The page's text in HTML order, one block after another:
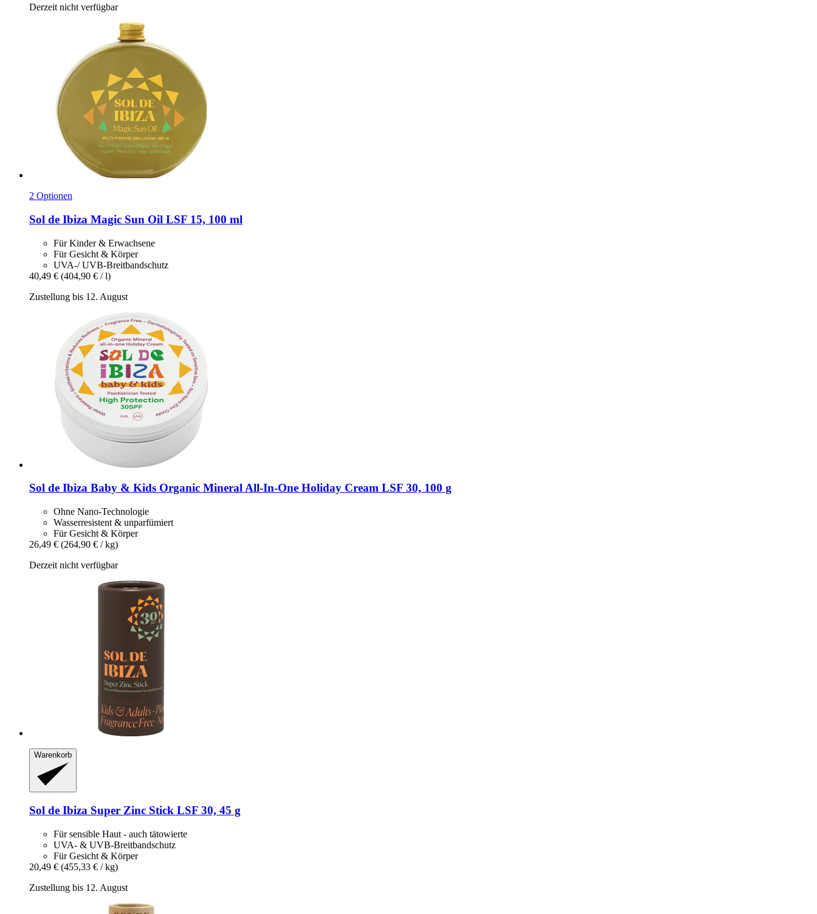
Derzeit nicht verfügbar
2 Optionen
Sol de Ibiza Magic Sun Oil LSF 15, 100 ml
Für Kinder & Erwachsene
Für Gesicht & Körper
UVA-/ UVB-Breitbandschutz
40,49 € (404,90 € / l)
Zustellung bis 12. August
Sol de Ibiza Baby & Kids Organic Mineral All-​In-​One Holiday Cream LSF 30, 100 g
Ohne Nano-Technologie
Wasserresistent & unparfümiert
Für Gesicht & Körper
26,49 € (264,90 € / kg)
Derzeit nicht verfügbar
Warenkorb
Sol de Ibiza Super Zinc Stick LSF 30, 45 g
Für sensible Haut - auch tätowierte
UVA- & UVB-Breitbandschutz
Für Gesicht & Körper
20,49 € (455,33 € / kg)
Zustellung bis 12. August